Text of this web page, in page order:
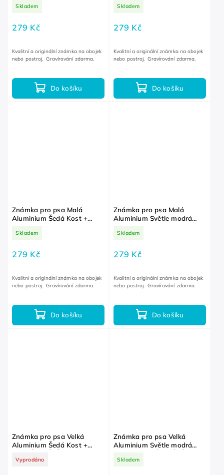
Skladem
279 Kč
Do košíku
Kvalitní a originální známka na obojek
nebo postroj. Gravírování zdarma.
ZDARMA
Skladem
279 Kč
Do košíku
Kvalitní a originální známka na obojek
nebo postroj. Gravírování zdarma.
Známka pro psa Malá
Aluminium Šedá Kost +
Skladem
279 Kč
Do košíku
Kvalitní a originální známka na obojek
nebo postroj. Gravírování zdarma.
Známka pro psa Malá
Aluminium Světle modrá
ZDARMA
Skladem
279 Kč
Do košíku
Kvalitní a originální známka na obojek
nebo postroj. Gravírování zdarma.
Známka pro psa Velká
Aluminium Šedá Kost +
Vyprodáno
Známka pro psa Velká
Aluminium Světle modrá
ZDARMA
Skladem